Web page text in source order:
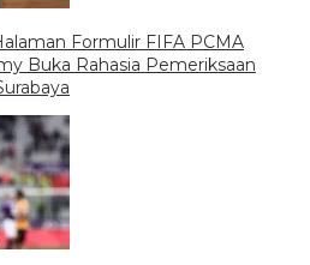
Formulir FIFA PCMA
Buka Rahasia Pemeriksaan